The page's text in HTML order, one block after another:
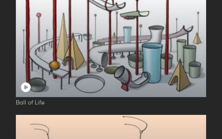
Ball of Life